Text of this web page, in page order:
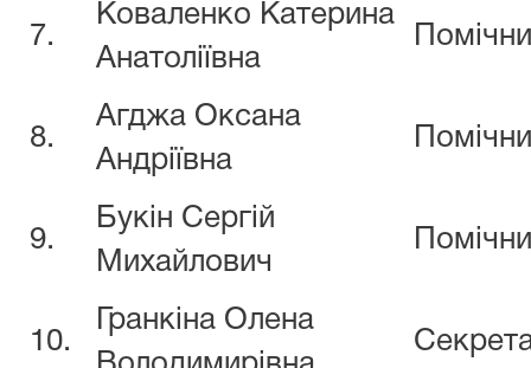
7.
Коваленко Катерина
Анатоліївна
8.
Агджа Оксана
Андріївна
9.
Букін Сергій
Михайлович
10.
Гранкіна Олена